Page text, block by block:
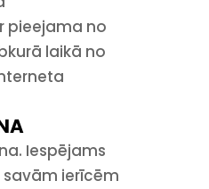
pieejama no
laikā no
Iespējams
ierīcēm